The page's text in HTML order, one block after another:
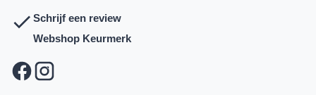
Schrijf een review
Webshop Keurmerk